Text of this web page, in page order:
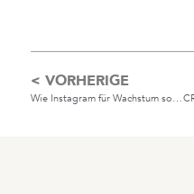
< VORHERIGE
Wie Instagram für Wachstum sorgt (Reels, Stories und mehr)